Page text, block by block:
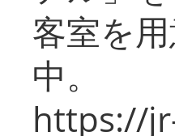
客室を
中。
https://